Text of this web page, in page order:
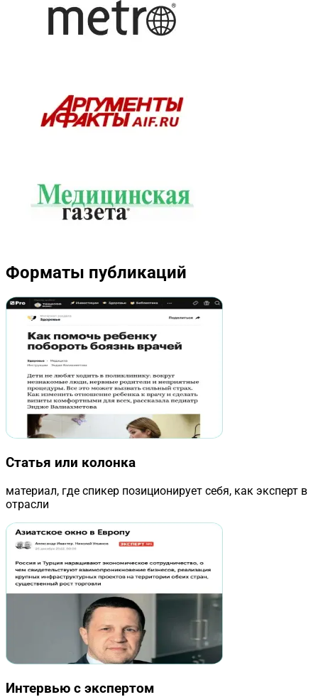
Форматы публикаций
Статья или колонка
материал, где спикер позиционирует себя, как эксперт в
отрасли
Интервью с экспертом